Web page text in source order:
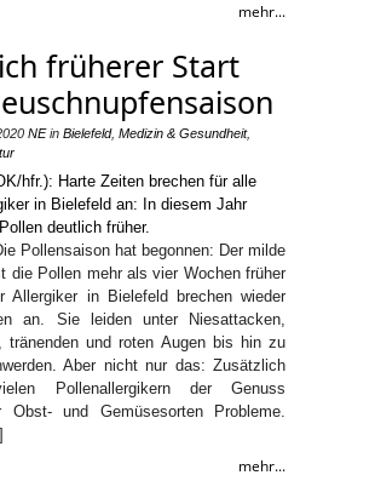
mehr...
früherer Start
NEin Bielefeld, Medizin & Gesundheit,
Pollensaison hat begonnen: Der milde
die Pollen mehr als vier Wochen früher
Allergiker in Bielefeld brechen wieder
an. Sie leiden unter Niesattacken,
tränenden und roten Augen bis hin zu
Aber nicht nur das: Zusätzlich
Pollenallergikern der Genuss
Obst- und Gemüsesorten Probleme.
mehr...